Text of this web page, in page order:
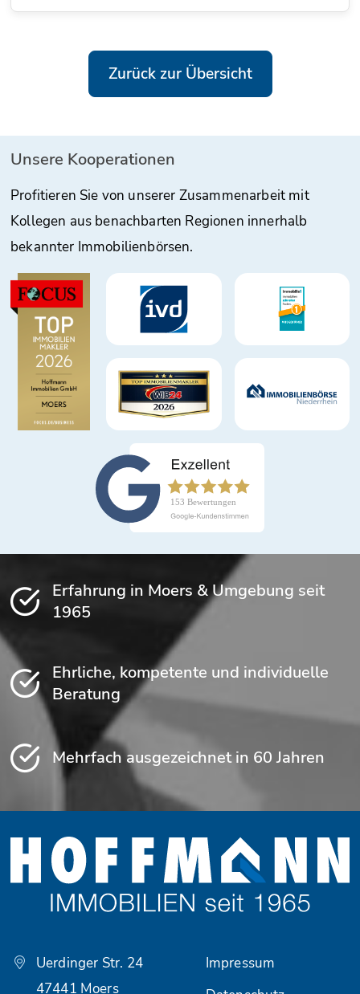
Zurück zur Übersicht
Unsere Kooperationen
Profitieren Sie von unserer Zusammenarbeit mit
Kollegen aus benachbarten Regionen innerhalb
bekannter Immobilienbörsen.
Erfahrung in Moers & Umgebung seit
1965
Ehrliche, kompetente und individuelle
Beratung
Mehrfach ausgezeichnet in 60 Jahren
Uerdinger Str. 24
47441 Moers
Impressum